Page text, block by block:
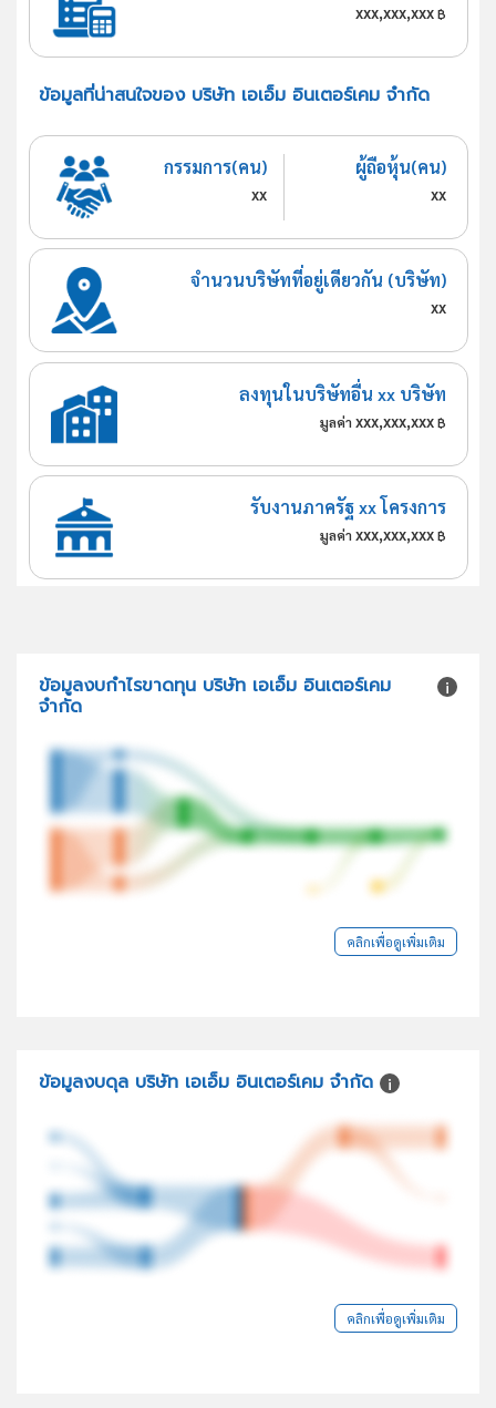
xxx,xxx,xxx฿
ข้อมูลที่น่าสนใจของ บริษัท เอเอ็ม อินเตอร์เคม จำกัด
กรรมการ(คน)
xx
ผู้ถือหุ้น(คน)
xx
จำนวนบริษัทที่อยู่เดียวกัน (บริษัท)
xx
ลงทุนในบริษัทอื่น xx บริษัท
มูลค่า xxx,xxx,xxx ฿
รับงานภาครัฐ xx โครงการ
มูลค่า xxx,xxx,xxx ฿
ข้อมูลงบกำไรขาดทุน บริษัท เอเอ็ม อินเตอร์เคม
จำกัด
คลิกเพื่อดูเพิ่มเติม
ข้อมูลงบดุล บริษัท เอเอ็ม อินเตอร์เคม จำกัด
คลิกเพื่อดูเพิ่มเติม